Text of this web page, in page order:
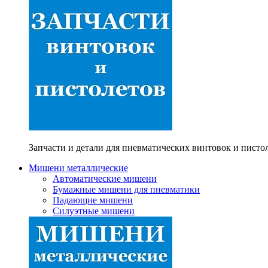
Запчасти и детали для пневматических винтовок и
Мишени металлические
Автоматические мишени
Бумажные мишени для пневматики
Падающие мишени
Силуэтные мишени